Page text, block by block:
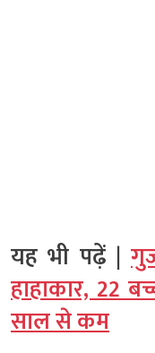
यह भी पढ़ें |
हाहाकार, 22
साल से कम